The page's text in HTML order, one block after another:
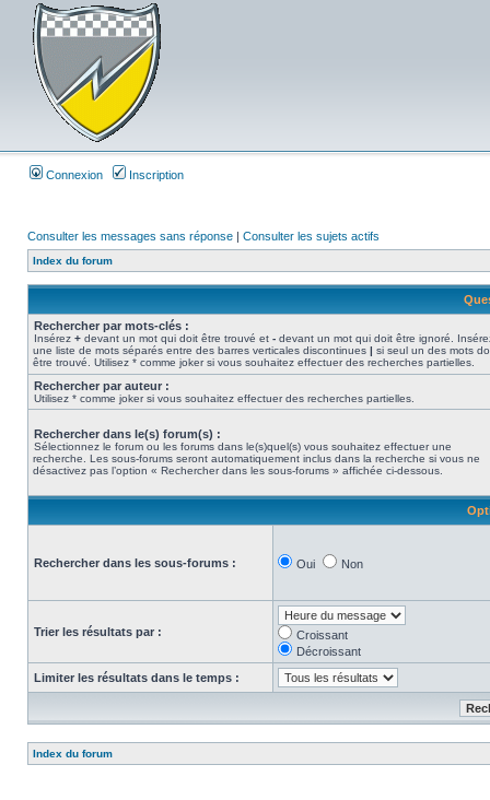
Connexion Inscription
Consulter les messages sans réponse | Consulter les sujets actifs
Index du forum
Rechercher par mots-clés :
Insérez + devant un mot qui doit être trouvé et - devant un mot qui doit être ignoré.
une liste de mots séparés entre des barres verticales discontinues | si seul un des mots
être trouvé. Utilisez * comme joker si vous souhaitez effectuer des recherches partielles.
Rechercher par auteur :
Utilisez * comme joker si vous souhaitez effectuer des recherches partielles.
Rechercher dans le(s) forum(s) :
Sélectionnez le forum ou les forums dans le(s)quel(s) vous souhaitez effectuer une
recherche. Les sous-forums seront automatiquement inclus dans la recherche si vous ne
désactivez pas l’option « Rechercher dans les sous-forums » affichée ci-dessous.
Rechercher dans les sous-forums : Oui Non
Trier les résultats par :
Croissant
Décroissant
Limiter les résultats dans le temps :
Index du forum